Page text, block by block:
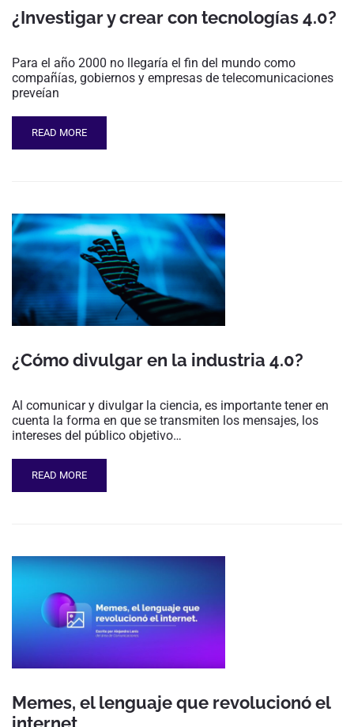
¿Investigar y crear con tecnologías 4.0?
Para el año 2000 no llegaría el fin del mundo como
compañías, gobiernos y empresas de telecomunicaciones
preveían
READ MORE
¿Cómo divulgar en la industria 4.0?
Al comunicar y divulgar la ciencia, es importante tener en
cuenta la forma en que se transmiten los mensajes, los
intereses del público objetivo…
READ MORE
Memes, el lenguaje que revolucionó el